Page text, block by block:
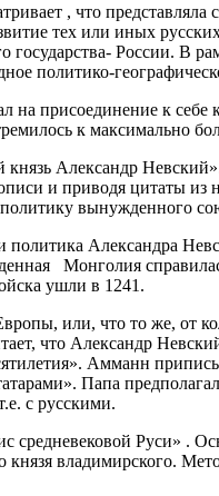
, что представляла
тех или иных
государства- России. В
политико-
присоединение к себе
к максимально
Александр
и приводя цитаты
политику вынужденного
политика Александра
Монголия
ушли в 1241.
или, что то же, от
что Александр
Амманн
Папа
с русскими.
Руси» .
владимирского.